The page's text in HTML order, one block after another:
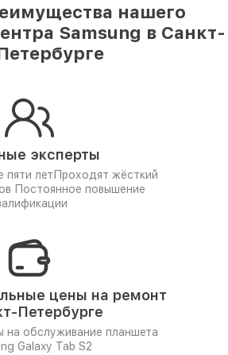
нашего
Samsung в Санкт-
эксперты
пяти лет Проходят жёсткий
Постоянное повышение
цены на ремонт
Петербурге
на обслуживание планшета
Galaxy Tab S2